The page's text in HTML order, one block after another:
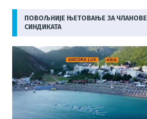
ПОВОЉНИЈЕ ЊЕТОВАЊЕ ЗА ЧЛАНОВЕ
СИНДИКАТА